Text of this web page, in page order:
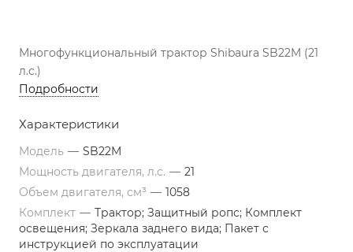
Многофункциональный трактор Shibaura SB22M (21
л.с.)
Подробности
Характеристики
Модель — SB22M
Мощность двигателя, л.с. — 21
Объем двигателя, см³ — 1058
Комплект — Трактор; Защитный ропс; Комплект
освещения; Зеркала заднего вида; Пакет с
инструкцией по эксплуатации